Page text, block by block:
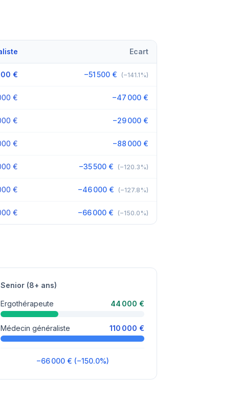
Ecart
€ −51 500 € (−141.1%)
€ −47 000 €
€ −29 000 €
€ −88 000 €
€ −35 500 € (−120.3%)
€ −46 000 € (−127.8%)
€ −66 000 € (−150.0%)
Senior (8+ ans)
Ergothérapeute 44 000 €
Médecin généraliste 110 000 €
−66 000 € (−150.0%)